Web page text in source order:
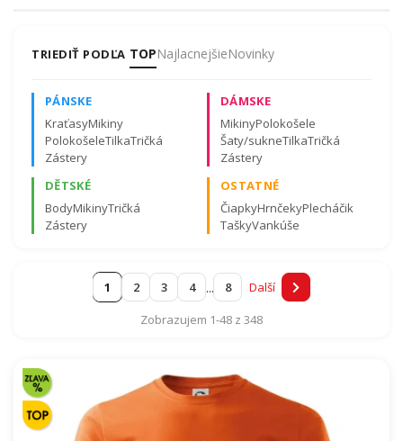
Certifikovaná kvalita materiálov a záruka spokojnosti.
Sedemdesiatiny
Devadesátinám
TRIEDIŤ PODĽA TOPNajlacnejšieNovinky
PÁNSKE
KraťasyMikiny
PolokošeleTilkaTričká
Zástery
DÁMSKE
MikinyPolokošele
Šaty/sukneTilkaTričká
Zástery
DĚTSKÉ
BodyMikinyTričká
Zástery
OSTATNÉ
ČiapkyHrnčekyPlecháčik
TaškyVankúše
Zobrazujem 1-48 z 348
1 2 3 4 ... 8 Další